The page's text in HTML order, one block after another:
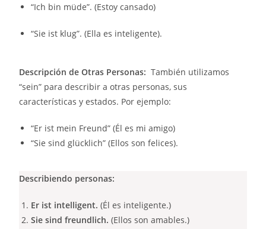
“Ich bin müde”. (Estoy cansado)
“Sie ist klug”. (Ella es inteligente).
Descripción de Otras Personas: También utilizamos
“sein” para describir a otras personas, sus
características y estados. Por ejemplo:
“Er ist mein Freund” (Él es mi amigo)
“Sie sind glücklich” (Ellos son felices).
Describiendo personas:
Er ist intelligent. (Él es inteligente.)
Sie sind freundlich. (Ellos son amables.)